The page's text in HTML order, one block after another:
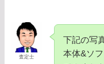
査定士
下記の写
本体&ソ